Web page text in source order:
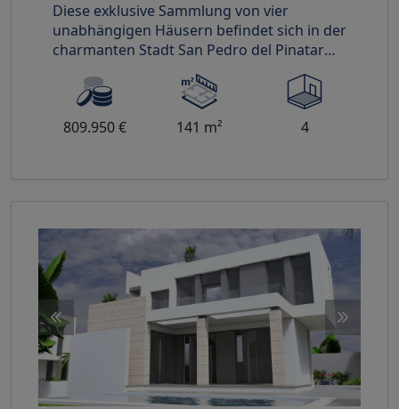
Diese exklusive Sammlung von vier
unabhängigen Häusern befindet sich in der
charmanten Stadt San Pedro del Pinatar
und bietet eine privilegierte Umge
809.950 € 141 m² 4